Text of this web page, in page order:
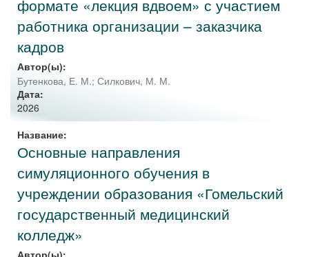
формате «лекция вдвоем» с участием
работника организации – заказчика
кадров
Автор(ы):
Бутенкова, Е. М.; Силкович, М. М.
Дата:
2026
Название:
Основные направления
симуляционного обучения в
учреждении образования «Гомельский
государственный медицинский
колледж»